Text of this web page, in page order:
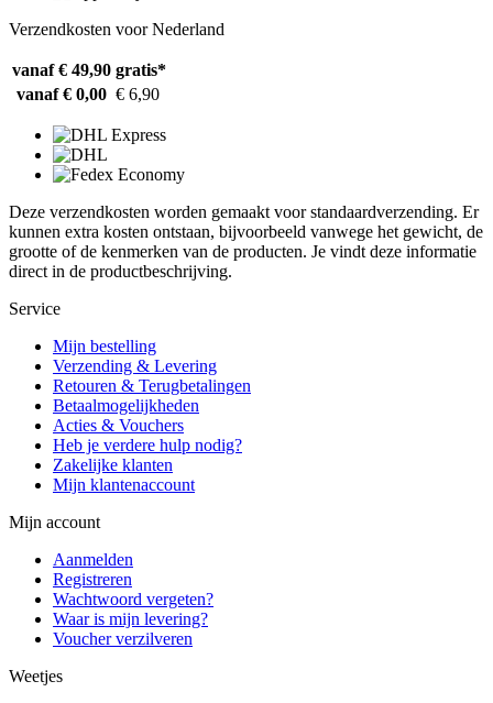
Verzendkosten voor Nederland
vanaf € 49,90 gratis*
vanaf € 0,00 € 6,90
Deze verzendkosten worden gemaakt voor standaardverzending. Er
kunnen extra kosten ontstaan, bijvoorbeeld vanwege het gewicht, de
grootte of de kenmerken van de producten. Je vindt deze informatie
direct in de productbeschrijving.
Service
Mijn bestelling
Verzending & Levering
Retouren & Terugbetalingen
Betaalmogelijkheden
Acties & Vouchers
Heb je verdere hulp nodig?
Zakelijke klanten
Mijn klantenaccount
Mijn account
Aanmelden
Registreren
Wachtwoord vergeten?
Waar is mijn levering?
Voucher verzilveren
Weetjes